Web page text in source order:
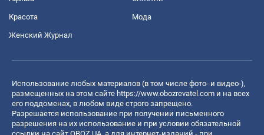
Красота Мода
Женский Журнал
Использование любых материалов (в том числе фото- и видео-),
размещенных на этом сайте https://www.obozrevatel.com и на всех
его поддоменах, в любом виде строго запрещено.
Разрешается использование при получении письменного
разрешения на их использование и при условии обязательной